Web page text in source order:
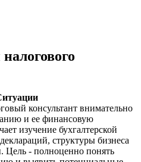
консультант внимательно
и ее финансовую
изучение бухгалтерской
структуры бизнеса
Цель - полноценно понять